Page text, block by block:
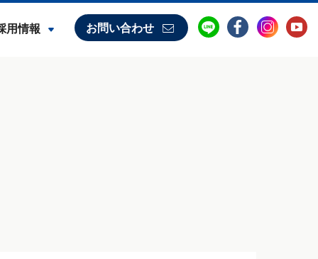
用情報 お問い合わせ